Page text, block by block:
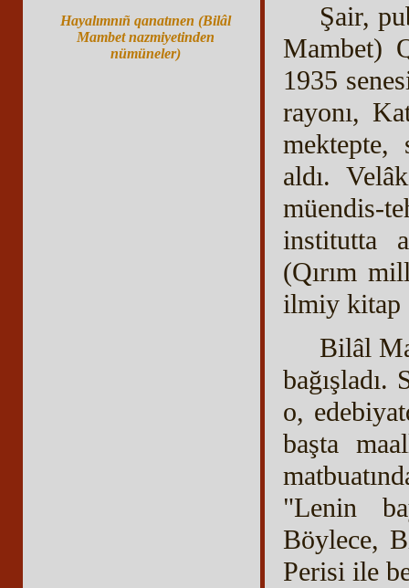
Hayalımnıñ qanatınen (Bilâl
Mambet nazmiyetinden
nümüneler)
Şair,
Mambet)
1935
rayonı,
mektepte,
aldı.
müendis-
institutta
(Qırım
ilmiy kitap
Bilâl
o,
başta
"Lenin
Böylece,
Perisi ile